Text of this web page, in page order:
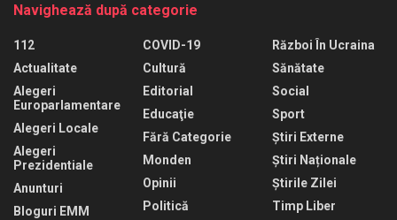
Navighează după categorie
112
Actualitate
Alegeri
Europarlamentare
Alegeri Locale
Alegeri
Prezidentiale
Anunturi
Bloguri EMM
COVID-19
Cultură
Editorial
Educaţie
Fără Categorie
Monden
Opinii
Politică
Război În Ucraina
Sănătate
Social
Sport
Știri Externe
Știri Naționale
Știrile Zilei
Timp Liber